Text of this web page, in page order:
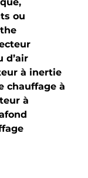
ou
d’air
à inertie
chauffage à
à